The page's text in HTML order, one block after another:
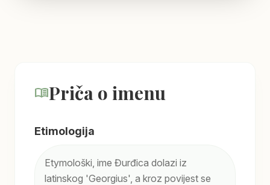
menu_bookPriča o imenu
Etimologija
Etymološki, ime Đurđica dolazi iz
latinskog 'Georgius', a kroz povijest se